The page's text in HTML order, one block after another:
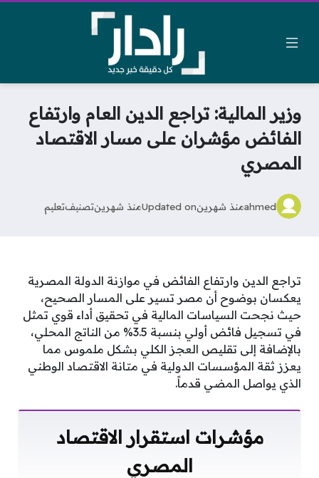
وزير المالية: تراجع الدين العام وارتفاع
الفائض مؤشران على مسار الاقتصاد
المصري
ahmedمنذ شهرينUpdated onمنذ شهرينتصنيفتعليم
تراجع الدين وارتفاع الفائض في موازنة الدولة المصرية
يعكسان بوضوح أن مصر تسير على المسار الصحيح،
حيث نجحت السياسات المالية في تحقيق أداء قوي تمثل
في تسجيل فائض أولي بنسبة 3.5% من الناتج المحلي،
بالإضافة إلى تقليص العجز الكلي بشكل ملموس مما
يعزز ثقة المؤسسات الدولية في متانة الاقتصاد الوطني
الذي يواصل المضي قدماً.
مؤشرات استقرار الاقتصاد
المصري